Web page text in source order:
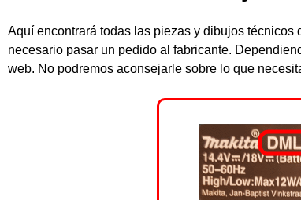
Aquí encontrará todas las piezas y dibujos
necesario pasar un pedido al fabricante.
web. No podremos aconsejarle sobre lo que